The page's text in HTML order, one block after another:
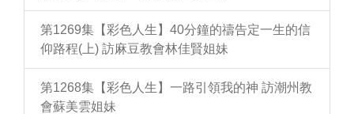
第1269集【彩色人生】40分鐘的禱告定一生的信
仰路程(上) 訪麻豆教會林佳賢姐妹
第1268集【彩色人生】一路引領我的神 訪潮州教
會蘇美雲姐妹